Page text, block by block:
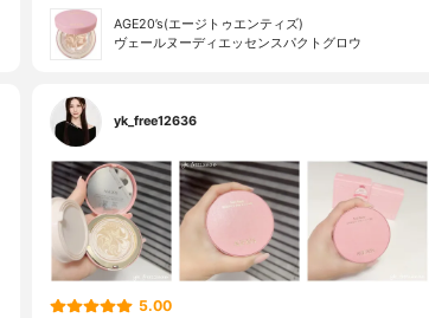
AGE20’s(エージトゥエンティズ)
ヴェールヌーディエッセンスパクトグロウ
yk_free12636
5.00